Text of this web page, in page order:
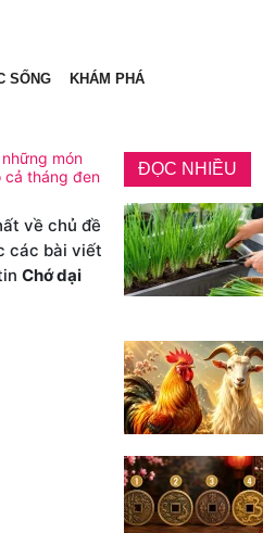
SỐNG KHÁM PHÁ
món
cả tháng đen
về chủ đề
các bài viết
Chớ dại
ĐỌC NHIỀU